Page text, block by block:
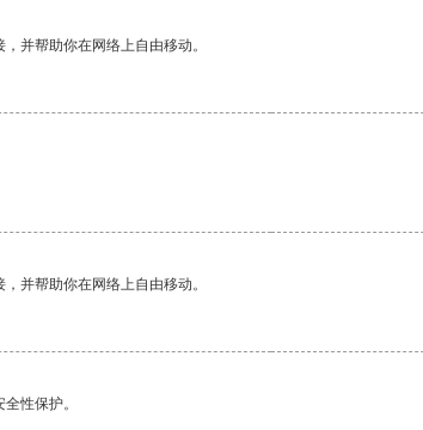
并帮助你在网络上自由移动。
并帮助你在网络上自由移动。
性保护。